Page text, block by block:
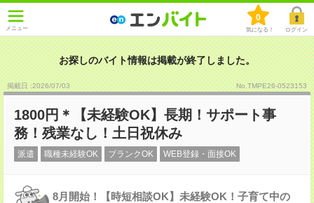
メニュー
0
気になる！ ログイン
お探しのバイト情報は掲載が終了しました。
掲載日 :2026/07/03 No.TMPE26-0523153
1800円＊【未経験OK】長期！サポート事
務！残業なし！土日祝休み
派遣 職種未経験OK ブランクOK WEB登録・面接OK
8月開始！【時短相談OK】未経験OK！子育て中の